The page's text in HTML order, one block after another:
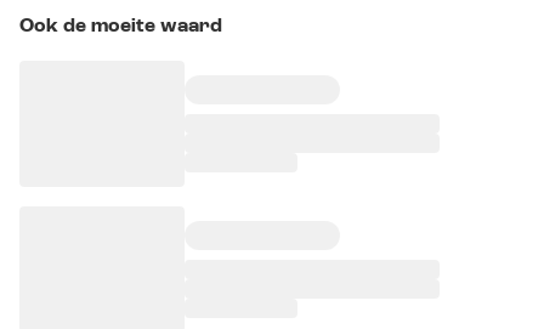
Ook de moeite waard